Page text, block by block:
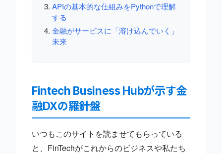
APIの基本的な仕組みをPythonで理解
する
金融がサービスに「溶け込んでいく」
未来
Fintech Business Hubが示す金
融DXの羅針盤
いつもこのサイトを読ませてもらっている
と、FinTechがこれからのビジネスや私たち